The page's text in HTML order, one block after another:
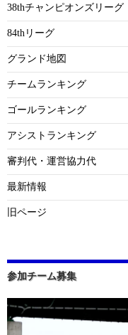
38thチャンピオンズリーグ
84thリーグ
グランド地図
チームランキング
ゴールランキング
アシストランキング
審判代・運営協力代
最新情報
旧ページ
参加チーム募集